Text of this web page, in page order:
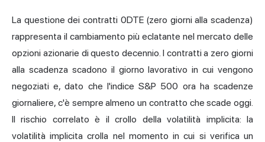
La questione dei contratti 0DTE (zero giorni alla scadenza)
rappresenta il cambiamento più eclatante nel mercato delle
opzioni azionarie di questo decennio. I contratti a zero giorni
alla scadenza scadono il giorno lavorativo in cui vengono
negoziati e, dato che l'indice S&P 500 ora ha scadenze
giornaliere, c'è sempre almeno un contratto che scade oggi.
Il rischio correlato è il crollo della volatilità implicita: la
volatilità implicita crolla nel momento in cui si verifica un